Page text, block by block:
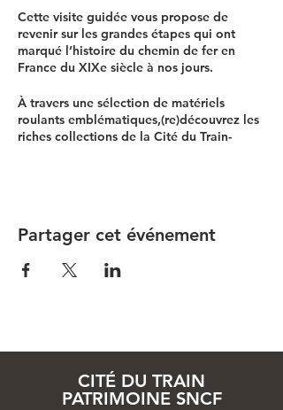
Cette visite guidée vous propose de
revenir sur les grandes étapes qui ont
marqué l’histoire du chemin de fer en
France du XIXe siècle à nos jours.
À travers une sélection de matériels
roulants emblématiques,(re)découvrez les
riches collections de la Cité du Train-
🇫🇷 : Visite en français
👨‍👨‍👧‍👦 Jauge : 25 personnes maximum
(à partir de 7/ 8 ans)
💳 Tarifs : 13,50€ | 15€ | 18€
Partager cet événement
CITÉ DU TRAIN
PATRIMOINE SNCF